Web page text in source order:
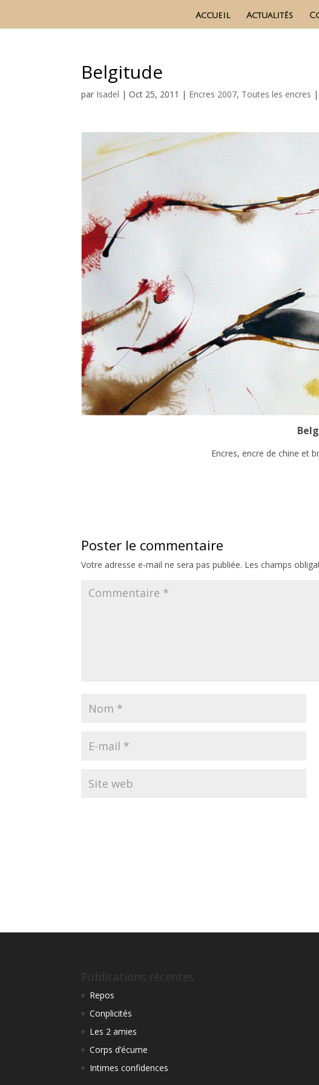
Accueil Actualités
Belgitude
par Isadel |Oct 25, 2011 | Encres 2007, Toutes les encres |
Encres, encre de chine et
Poster le commentaire
Votre adresse e-mail ne sera pas publiée. Les champs
Publications récentes
Repos
Conplicités
Les 2 amies
Corps d’écume
Intimes confidences